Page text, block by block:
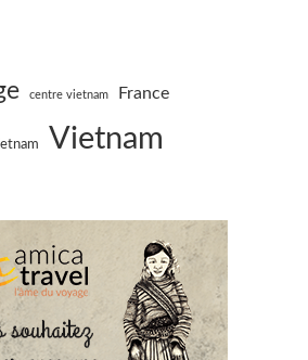
centre vietnam France
Vietnam